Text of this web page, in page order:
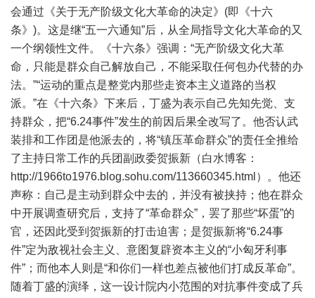
会通过《关于无产阶级文化大革命的决定》(即《十六
条》)。这是继“五一六通知”后，从全局指导文化大革命的又
一个纲领性文件。《十六条》强调：“无产阶级文化大革
命，只能是群众自己解放自己，不能采取任何包办代替的办
法。”“运动的重点是整党内那些走资本主义道路的当权
派。”在《十六条》下来后，丁盛为表示自己先知先觉、支
持群众，把“6.24事件”发生的前因后果全改写了。他否认武
装排和工作团是他派去的，将“镇压革命群众”的责任全推给
了主持日常工作的兵团副政委贺振新（白水博客：
http://1966to1976.blog.sohu.com/113660345.html ）。他还
声称：自己是主动到群众中去的，并没有被挟持；他在群众
中开展调查研究后，支持了“革命群众”，罢了那些“坏蛋”的
官，还因此受到贺振新的打击迫害；是贺振新将“6.24事
件”定为敌视社会主义、意图复辟资本主义的“小匈牙利事
件”；而他本人则是“和你们一样也差点被他们打成反革命”。
随着丁盛的演绎，这一设计院内小范围的对抗事件变成了兵